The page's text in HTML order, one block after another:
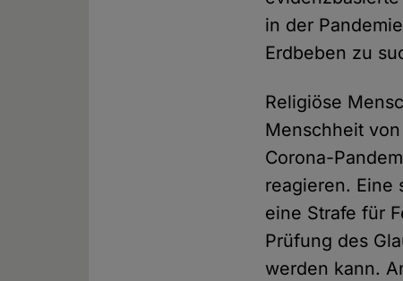
in der
Erdbeben zu
Religiöse
Menschheit
Corona-
reagieren. Eine
eine Strafe für
Prüfung des
werden kann.